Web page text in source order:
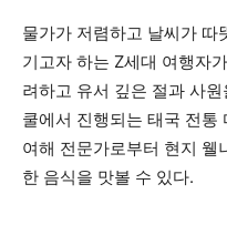
물가가 저렴하고 날씨가 따
기고자 하는 Z세대 여행자
려하고 유서 깊은 절과 사
쿨에서 진행되는 태국 전통
여해 전문가로부터 현지 웰
한 음식을 맛볼 수 있다.